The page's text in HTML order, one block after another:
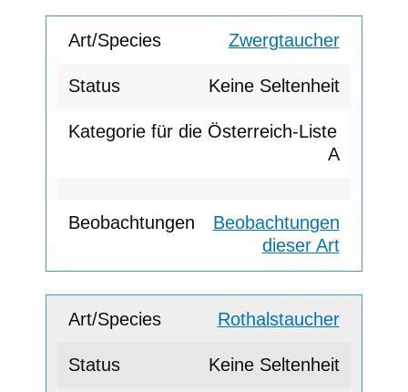
Zwergtaucher
Keine Seltenheit
A
Beobachtungen
dieser Art
Rothalstaucher
Keine Seltenheit